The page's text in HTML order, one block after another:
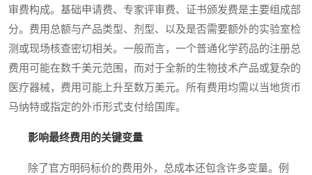
审费构成。基础申请费、专家评审费、证书颁发费是主要组成部
分。费用总额与产品类型、剂型、以及是否需要额外的实验室检
测或现场核查密切相关。一般而言，一个普通化学药品的注册总
费用可能在数千美元范围，而对于全新的生物技术产品或复杂的
医疗器械，费用可能上升至数万美元。所有费用均需以当地货币
马纳特或指定的外币形式支付给国库。
影响最终费用的关键变量
除了官方明码标价的费用外，总成本还包含许多变量。例